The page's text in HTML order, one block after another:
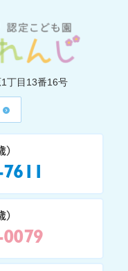
丁目13番16号
)
)